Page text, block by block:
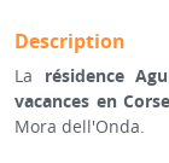
Description
La résidence
vacances en Corse
Mora dell'Onda.